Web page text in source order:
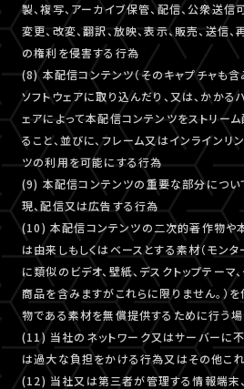
製、複写、アーカイブ保管、配信、公衆送信
変更、改変、翻訳、放映、表示、販売、送信
の権利を侵害する行為
(8) 本配信コンテンツ（そのキャプチャも含
ソフトウェアに取り込んだり、又は、かかる
ェアによって本配信コンテンツをストリー
ること、並びに、フレーム又はインラインリ
ツの利用を可能にする行為
(9) 本配信コンテンツの重要な部分につい
現、配信又は広告する行為
(10) 本配信コンテンツの二次的著作物や
は由来しもしくはベースとする素材（モンタ
に類似のビデオ、壁紙、デスクトップテーマ
商品を含みますがこれらに限りません。）
物である素材を無償提供するために行う場
(11) 当社のネットワーク又はサーバーに不
は過大な負担をかける行為又はその他こ
(12) 当社又は第三者が管理する情報端末